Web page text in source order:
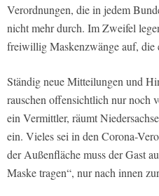
Verordnungen, die in jedem
nicht mehr durch. Im Zweifel
freiwillig Maskenzwänge auf, die
Ständig neue Mitteilungen und
rauschen offensichtlich nur
ein Vermittler, räumt
ein. Vieles sei in den Corona-
der Außenfläche muss der Gast
Maske tragen“, nur nach innen